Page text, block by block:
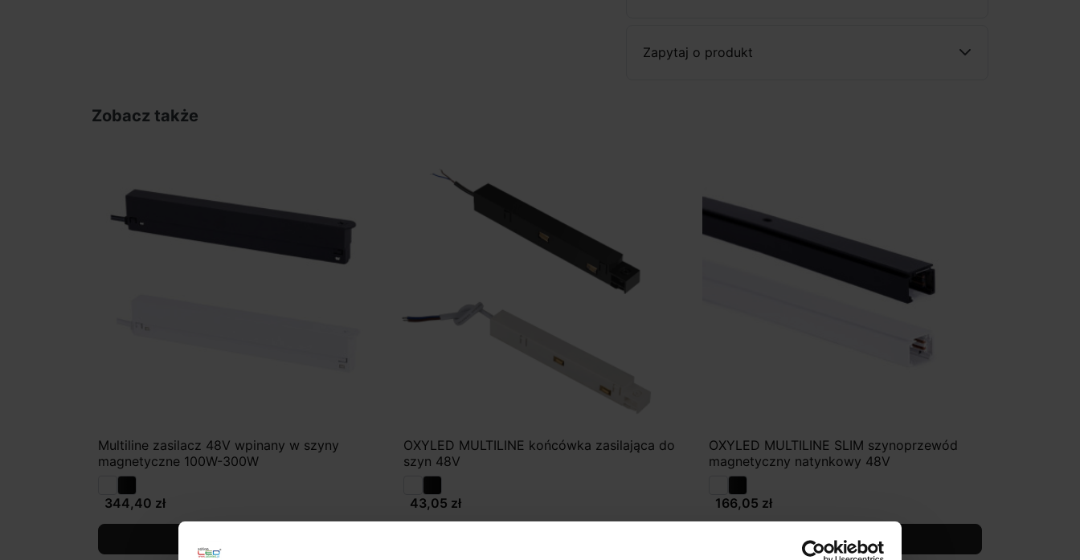
Zapytaj o produkt
Zobacz także
Multiline zasilacz 48V wpinany w szyny
magnetyczne 100W-300W
344,40 zł
OXYLED MULTILINE końcówka zasilająca do
szyn 48V
43,05 zł
OXYLED MULTILINE SLIM szynoprzewód
magnetyczny natynkowy 48V
166,05 zł
Zobacz szczegóły